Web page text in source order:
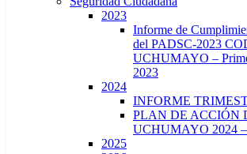
2023
Informe de
del PADSC-2023
UCHUMAYO –
2023
2024
INFORME
PLAN DE ACCIÓN
UCHUMAYO 2024
2025